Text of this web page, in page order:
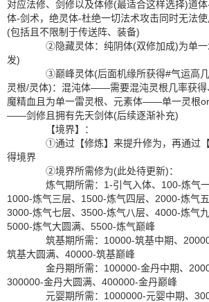
对应法修、剑修以及体修(最适合这样选择)道
体-剑术，绝灵体-杜绝一切法术攻击同时无法
(包括且不限制于传送阵、装备)
②隐藏灵体：纯阴体(双修加成)为单一
发)
③巅峰灵体(后面机缘所获得#气运高几
灵根/灵体)：混沌体——需要混沌灵根几率获
魔精血且为单一雷灵根、元素体——单一灵根
——剑修且拥有先天剑体(后续逐渐补充)
【境界】：
①通过【修炼】来提升修为，再通过【
得境界
②境界所需修为(此处待更新)：
炼气期所需：1-引气入体、100-炼气一
1000-炼气三层、1500-炼气四层、2000-炼气
3000-炼气七层、3500-炼气八层、4000-炼气
5000-炼气大圆满、5500-炼气巅峰
筑基期所需：10000-筑基中期、
筑基大圆满、40000-筑基巅峰
金丹期所需：100000-金丹中期、
300000-金丹大圆满、400000-金丹巅峰
元婴期所需：1000000-元婴中期、